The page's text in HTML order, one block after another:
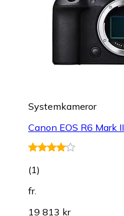
Systemkameror
Canon EOS R6 Mark II
(1)
fr.
19 813 kr